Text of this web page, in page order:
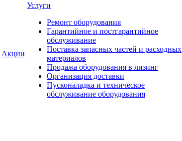
Акции
Услуги
Ремонт оборудования
Гарантийное и постгарантийное
обслуживание
Поставка запасных частей и расходных
материалов
Продажа оборудования в лизинг
Организация доставки
Пусконаладка и техническое
обслуживание оборудования